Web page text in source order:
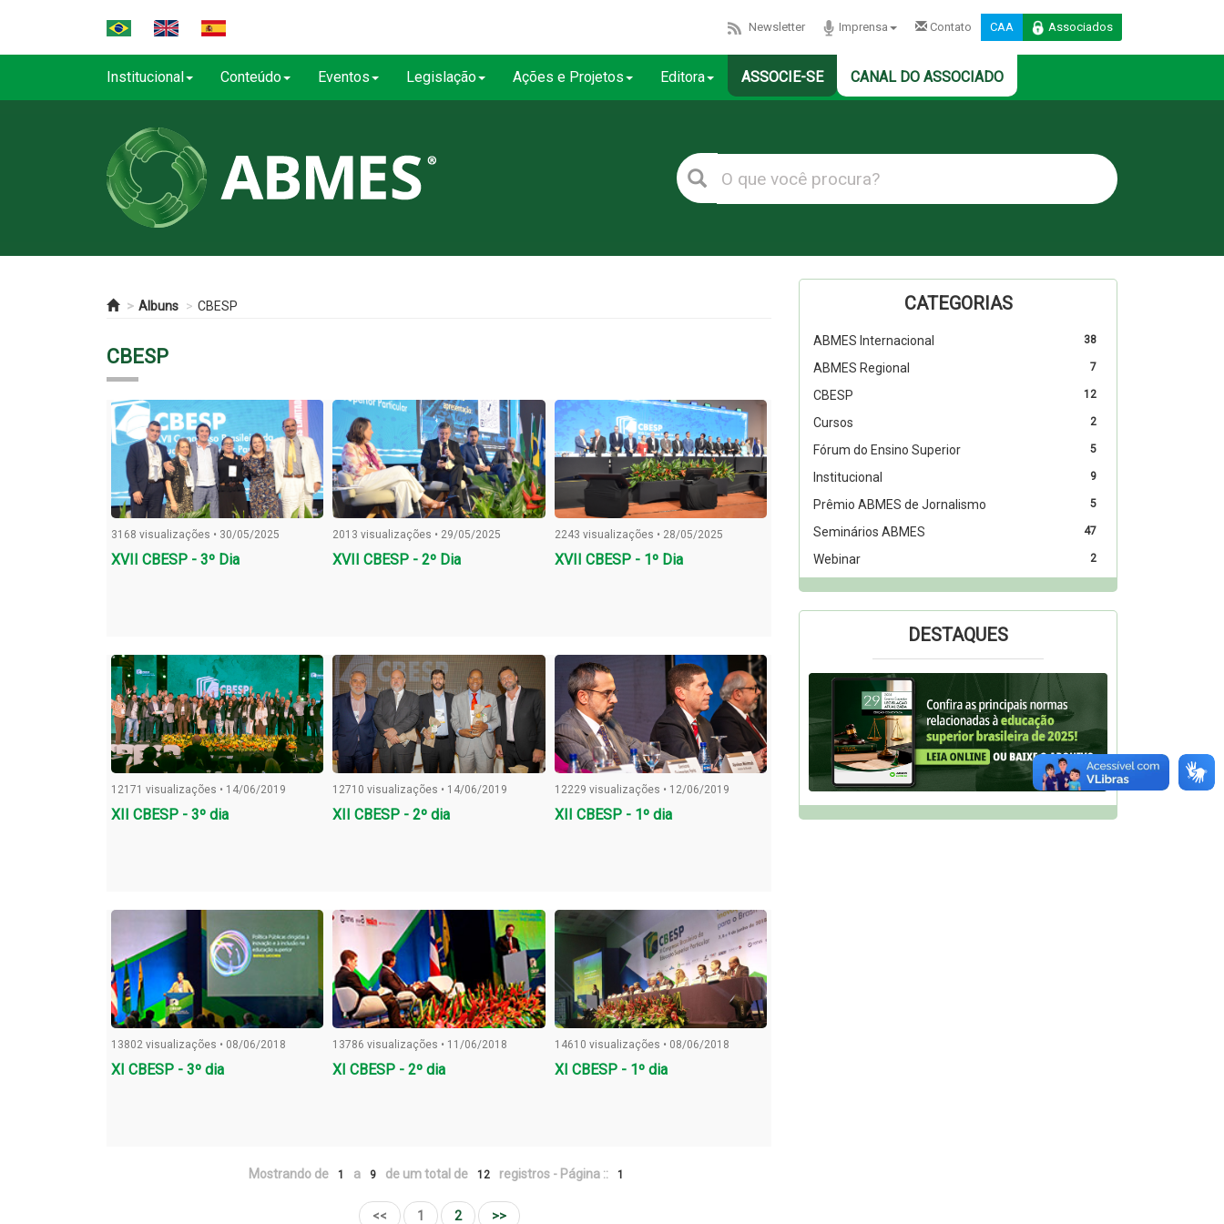
Newsletter Imprensa Contato CAA Associados
Institucional Conteúdo Eventos Legislação Ações e Projetos Editora ASSOCIE-SE CANAL DO ASSOCIADO
Albuns CBESP
CBESP
3168 visualizações • 30/05/2025
XVII CBESP - 3º Dia
2013 visualizações • 29/05/2025
XVII CBESP - 2º Dia
2243 visualizações • 28/05/2025
XVII CBESP - 1º Dia
12171 visualizações • 14/06/2019
XII CBESP - 3º dia
12710 visualizações • 14/06/2019
XII CBESP - 2º dia
12229 visualizações • 12/06/2019
XII CBESP - 1º dia
13802 visualizações • 08/06/2018
XI CBESP - 3º dia
13786 visualizações • 11/06/2018
XI CBESP - 2º dia
14610 visualizações • 08/06/2018
XI CBESP - 1º dia
Mostrando de 1 a 9 de um total de 12 registros - Página :: 1
<< 1 2 >>
CATEGORIAS
38
ABMES Internacional
7
ABMES Regional
12
CBESP
2
Cursos
5
Fórum do Ensino Superior
9
Institucional
5
Prêmio ABMES de Jornalismo
47
Seminários ABMES
2
Webinar
DESTAQUES